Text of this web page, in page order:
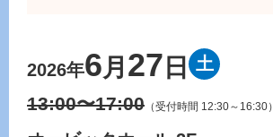
2026年6月 27 日 土
13:00〜17:00 （受付時間 12:30～16:30）